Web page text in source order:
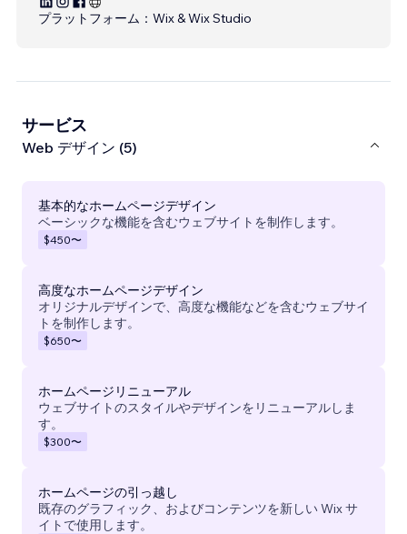
プラットフォーム： Wix & Wix Studio
サービス
Web デザイン (5)
基本的なホームページデザイン
ベーシックな機能を含むウェブサイトを制作します。
$450〜
高度なホームページデザイン
オリジナルデザインで、高度な機能などを含むウェブサイ
トを制作します。
$650〜
ホームページリニューアル
ウェブサイトのスタイルやデザインをリニューアルしま
す。
$300〜
ホームページの引っ越し
既存のグラフィック、およびコンテンツを新しい Wix サ
イトで使用します。